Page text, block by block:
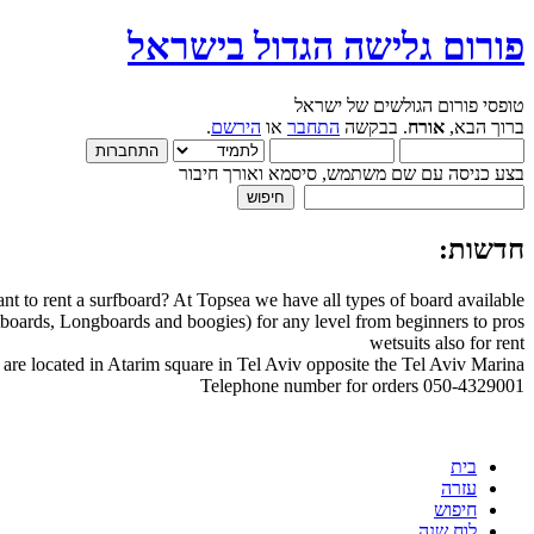
פורום גלישה הגדול בישראל
טופסי פורום הגולשים של ישראל
ברוך הבא, אורח. בבקשה התחבר או הירשם.
בצע כניסה עם שם משתמש, סיסמא ואורך חיבור
חדשות:
to rent a surfboard? At Topsea we have all types of board available
Longboards and boogies) for any level from beginners to pros
wetsuits also for rent
are located in Atarim square in Tel Aviv opposite the Tel Aviv Marina
Telephone number for orders 050-4329001
בית
עזרה
חיפוש